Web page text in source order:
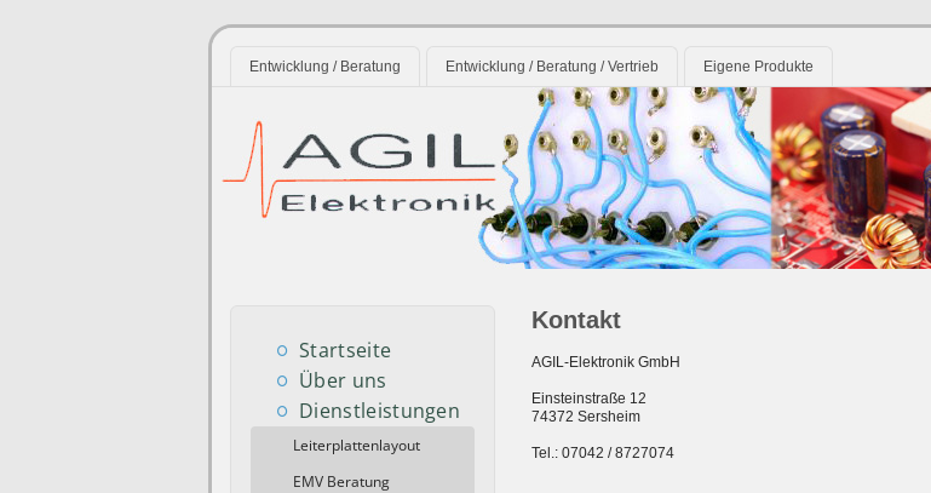
Entwicklung / Beratung Entwicklung / Beratung / Vertrieb Eigene Produkte
Startseite
Über uns
Dienstleistungen
Leiterplattenlayout
EMV Beratung
Kontakt
AGIL-Elektronik GmbH
Einsteinstraße 12
74372 Sersheim
Tel.: 07042 / 8727074